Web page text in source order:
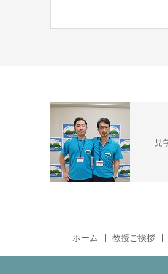
見
ホーム 教授ご挨拶